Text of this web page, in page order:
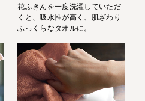
花ふきんを一度洗濯していただ
くと、吸水性が高く、肌ざわり
ふっくらなタオルに。